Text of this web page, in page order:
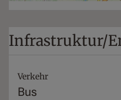
Infrastruktur/
Verkehr
Bus